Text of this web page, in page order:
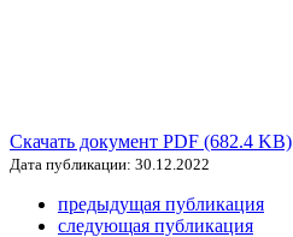
Скачать документ PDF (682.4 KB)
Дата публикации: 30.12.2022
предыдущая публикация
следующая публикация